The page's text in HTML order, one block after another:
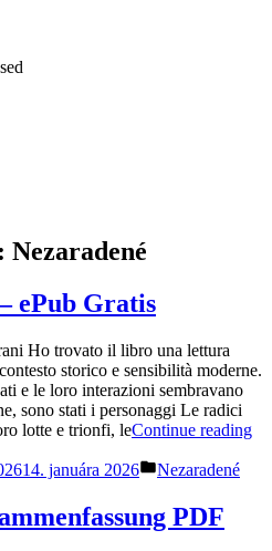
Nezaradené
ePub Gratis
Ho trovato il libro una lettura
storico e sensibilità moderne.
e le loro interazioni sembravano
sono stati i personaggi Le radici
lotte e trionfi, leContinue reading
14. januára 2026
Posted
Nezaradené
PDF